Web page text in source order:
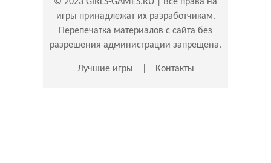
игры принадлежат их разработчикам.
Перепечатка материалов с сайта без
разрешения администрации запрещена.
Лучшие игры Контакты